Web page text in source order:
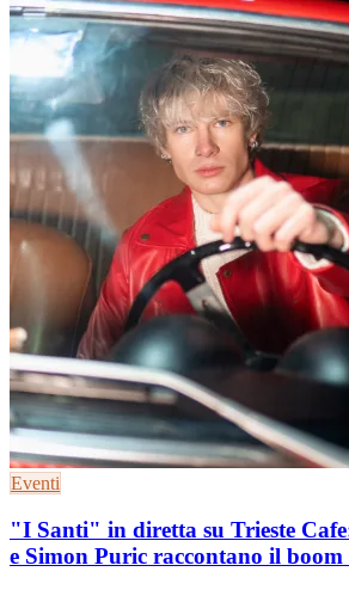
Eventi
"I Santi" in diretta su Trieste
e Simon Puric raccontano il boom